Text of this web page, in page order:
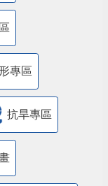
專區
抗旱專區